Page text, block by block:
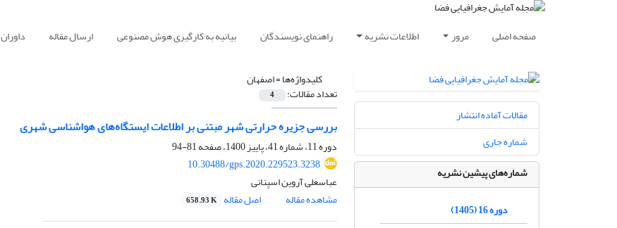
صفحه اصلی مرور اطلاعات نشریه راهنمای نویسندگان بیانیه به کارگیری هوش مصنوعی ارسال مقاله داوران
کلیدواژه‌ها =اصفهان
تعداد مقالات: 4
بررسی جزیره حرارتی شهر مبتنی بر اطلاعات ایستگاه‌های هواشناسی شهری
دوره 11، شماره 41، پاییز 1400، صفحه
81-94
10.30488/gps.2020.229523.3238
عباسعلی آروین اسپنانی
مشاهده مقاله
اصل مقاله 658.93 K
مقالات آماده انتشار
شماره جاری
شماره‌های پیشین نشریه
دوره 16 (1405)